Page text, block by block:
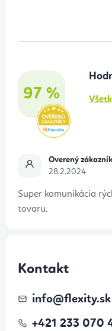
97 %
Overený zákazník
28.2.2024
Super komunikácia
tovaru.
Kontakt
info@flexity.sk
+421 233 070